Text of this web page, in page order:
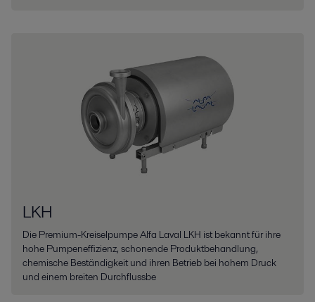
LKH
Die Premium-Kreiselpumpe Alfa Laval LKH ist bekannt für ihre
hohe Pumpeneffizienz, schonende Produktbehandlung,
chemische Beständigkeit und ihren Betrieb bei hohem Druck
und einem breiten Durchflussbe